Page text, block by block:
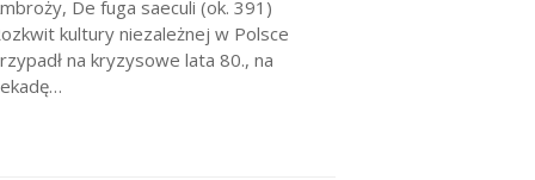
De fuga saeculi (ok. 391)
kultury niezależnej w Polsce
na kryzysowe lata 80., na